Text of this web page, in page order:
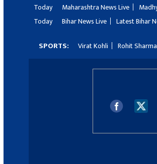
Today
Maharashtra News Live
Today
Bihar News Live Latest Bihar
SPORTS: Virat Kohli Rohit Sharma